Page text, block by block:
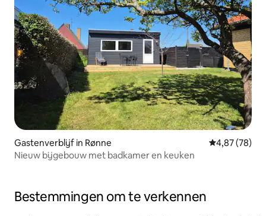
Gastenverblijf in Rønne Gemiddelde
4,87 (78)
Nieuw bijgebouw met badkamer en keuken
Bestemmingen om te verkennen